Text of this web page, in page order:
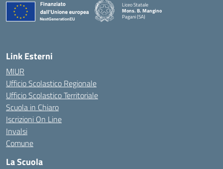
Liceo Statale
Mons. B. Mangino
Pagani (SA)
— Visita la pagina iniziale della scuola
Link Esterni
MIUR
Ufficio Scolastico Regionale
Ufficio Scolastico Territoriale
Scuola in Chiaro
Iscrizioni On Line
Invalsi
Comune
La Scuola